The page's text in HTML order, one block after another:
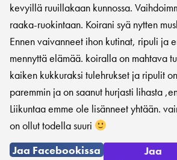
kevyillä ruuillakaan kunnossa.
raaka-ruokintaan. Koirani syä nytten
Ennen vaivanneet ihon kutinat, ripuli ja
mennyttä elämää. koiralla on mahtava
kaiken kukkuraksi tulehrukset ja ripulit
paremmin ja on saanut hurjasti lihasta
Liikuntaa emme ole lisänneet yhtään.
on ollut todella suuri
Jaa Facebookissa
Jaa